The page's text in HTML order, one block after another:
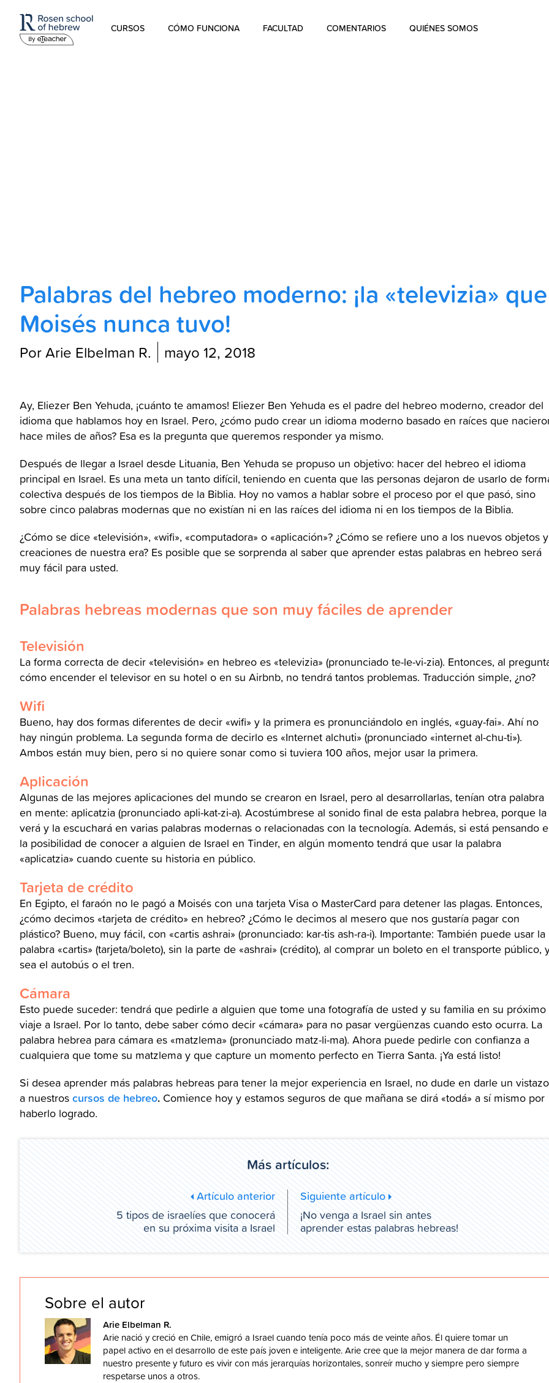
CURSOS CÓMO FUNCIONA FACULTAD COMENTARIOS QUIÉNES SOMOS
Palabras del hebreo moderno: ¡la «televizia» que
Moisés nunca tuvo!
Por Arie Elbelman R. mayo 12, 2018
Ay, Eliezer Ben Yehuda, ¡cuánto te amamos! Eliezer Ben Yehuda es el padre del hebreo moderno, creador del
idioma que hablamos hoy en Israel. Pero, ¿cómo pudo crear un idioma moderno basado en raíces que
hace miles de años? Esa es la pregunta que queremos responder ya mismo.
Después de llegar a Israel desde Lituania, Ben Yehuda se propuso un objetivo: hacer del hebreo el idioma
principal en Israel. Es una meta un tanto difícil, teniendo en cuenta que las personas dejaron de usarlo de
colectiva después de los tiempos de la Biblia. Hoy no vamos a hablar sobre el proceso por el que pasó, sino
sobre cinco palabras modernas que no existían ni en las raíces del idioma ni en los tiempos de la Biblia.
¿Cómo se dice «televisión», «wifi», «computadora» o «aplicación»? ¿Cómo se refiere uno a los nuevos objetos y
creaciones de nuestra era? Es posible que se sorprenda al saber que aprender estas palabras en hebreo será
muy fácil para usted.
Palabras hebreas modernas que son muy fáciles de aprender
Televisión
La forma correcta de decir «televisión» en hebreo es «televizia» (pronunciado te-le-vi-zia). Entonces, al
cómo encender el televisor en su hotel o en su Airbnb, no tendrá tantos problemas. Traducción simple, ¿no?
Wifi
Bueno, hay dos formas diferentes de decir «wifi» y la primera es pronunciándolo en inglés, «guay-fai». Ahí no
hay ningún problema. La segunda forma de decirlo es «Internet alchuti» (pronunciado «internet al-chu-ti»).
Ambos están muy bien, pero si no quiere sonar como si tuviera 100 años, mejor usar la primera.
Aplicación
Algunas de las mejores aplicaciones del mundo se crearon en Israel, pero al desarrollarlas, tenían otra palabra
en mente: aplicatzia (pronunciado apli-kat-zi-a). Acostúmbrese al sonido final de esta palabra hebrea, porque la
verá y la escuchará en varias palabras modernas o relacionadas con la tecnología. Además, si está pensando
la posibilidad de conocer a alguien de Israel en Tinder, en algún momento tendrá que usar la palabra
«aplicatzia» cuando cuente su historia en público.
Tarjeta de crédito
En Egipto, el faraón no le pagó a Moisés con una tarjeta Visa o MasterCard para detener las plagas. Entonces,
¿cómo decimos «tarjeta de crédito» en hebreo? ¿Cómo le decimos al mesero que nos gustaría pagar con
plástico? Bueno, muy fácil, con «cartis ashrai» (pronunciado: kar-tis ash-ra-i). Importante: También puede usar la
palabra «cartis» (tarjeta/boleto), sin la parte de «ashrai» (crédito), al comprar un boleto en el transporte público,
sea el autobús o el tren.
Cámara
Esto puede suceder: tendrá que pedirle a alguien que tome una fotografía de usted y su familia en su próximo
viaje a Israel. Por lo tanto, debe saber cómo decir «cámara» para no pasar vergüenzas cuando esto ocurra. La
palabra hebrea para cámara es «matzlema» (pronunciado matz-li-ma). Ahora puede pedirle con confianza a
cualquiera que tome su matzlema y que capture un momento perfecto en Tierra Santa. ¡Ya está listo!
Si desea aprender más palabras hebreas para tener la mejor experiencia en Israel, no dude en darle un vistazo
a nuestros cursos de hebreo. Comience hoy y estamos seguros de que mañana se dirá «todá» a sí mismo por
haberlo logrado.
Más artículos:
Artículo anterior
5 tipos de israelíes que conocerá
en su próxima visita a Israel
Siguiente artículo
¡No venga a Israel sin antes
aprender estas palabras hebreas!
Sobre el autor
Arie Elbelman R.
Arie nació y creció en Chile, emigró a Israel cuando tenía poco más de veinte años. Él quiere tomar un
papel activo en el desarrollo de este país joven e inteligente. Arie cree que la mejor manera de dar forma a
nuestro presente y futuro es vivir con más jerarquías horizontales, sonreír mucho y siempre pero siempre
respetarse unos a otros.